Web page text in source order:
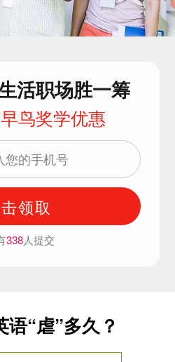
活职场胜一筹
早鸟奖学优惠
领取
338人提交
“虐”多久？